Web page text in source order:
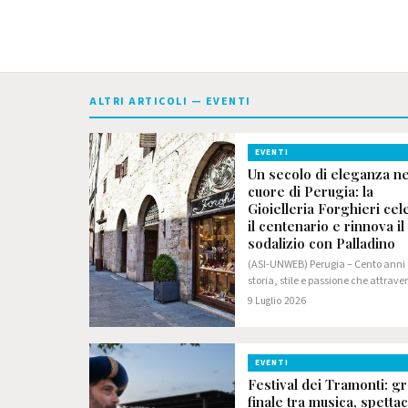
ALTRI ARTICOLI — EVENTI
EVENTI
Un secolo di eleganza
cuore di Perugia: la
Gioielleria Forghieri
il centenario e rinnova il
sodalizio con Palladino
(ASI-UNWEB) Perugia – Cento anni
storia, stile e passione che
le epoche e le mode, rimanendo un
9 Luglio 2026
EVENTI
Festival dei Tramonti:
finale tra musica,